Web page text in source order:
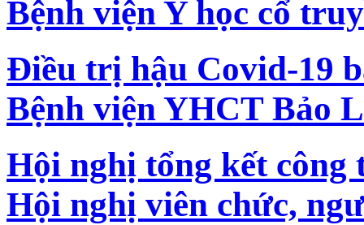
Bệnh viện Y học cổ
Điều trị hậu Covid-19
Bệnh viện YHCT Bảo
Hội nghị tổng kết công
Hội nghị viên chức,